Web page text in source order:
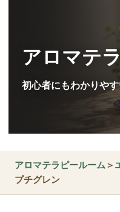
アロマテ
初心者にもわかりや
アロマテラピールーム＞
プチグレン